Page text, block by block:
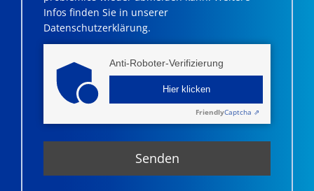
Infos finden Sie in unserer
Datenschutzerklärung.
Anti-Roboter-Verifizierung
Hier klicken
FriendlyCaptcha ⇗